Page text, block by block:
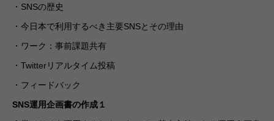
・SNSの歴史
・今日本で利用するべき主要SNSとその理由
・ワーク：事前課題共有
・Twitterリアルタイム投稿
・フィードバック
SNS運用企画書の作成１